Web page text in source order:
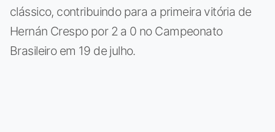
clássico, contribuindo para a primeira vitória de
Hernán Crespo por 2 a 0 no Campeonato
Brasileiro em 19 de julho.